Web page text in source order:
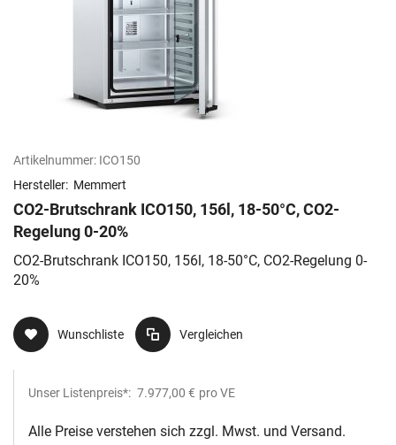
Artikelnummer: ICO150
Hersteller: Memmert
CO2-Brutschrank ICO150, 156l, 18-50°C, CO2-
Regelung 0-20%
CO2-Brutschrank ICO150, 156l, 18-50°C, CO2-Regelung 0-
20%
Wunschliste Vergleichen
Unser Listenpreis*: 7.977,00 € pro VE
Alle Preise verstehen sich zzgl. Mwst. und Versand.